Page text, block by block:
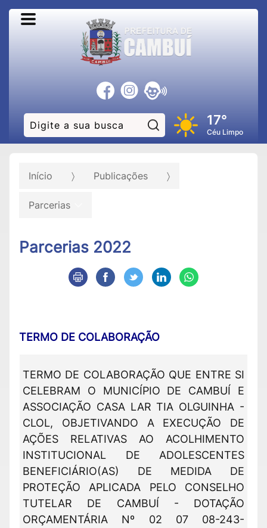
Pesquisar:17°
Céu Limpo
Início Publicações
Parcerias
Parcerias 2022
TERMO DE COLABORAÇÃO
TERMO DE COLABORAÇÃO QUE ENTRE SI
CELEBRAM O MUNICÍPIO DE CAMBUÍ E
ASSOCIAÇÃO CASA LAR TIA OLGUINHA -
CLOL, OBJETIVANDO A EXECUÇÃO DE
AÇÕES RELATIVAS AO ACOLHIMENTO
INSTITUCIONAL DE ADOLESCENTES
BENEFICIÁRIO(AS) DE MEDIDA DE
PROTEÇÃO APLICADA PELO CONSELHO
TUTELAR DE CAMBUÍ - DOTAÇÃO
ORÇAMENTÁRIA Nº 02 07 08-243-